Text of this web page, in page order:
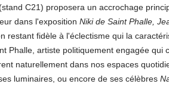
C21) proposera un accrochage
dans l'exposition Niki de Saint Phalle,
restant fidèle à l'éclectisme qui la
Phalle, artiste politiquement engagée
naturellement dans nos espaces
luminaires, ou encore de ses célèbres